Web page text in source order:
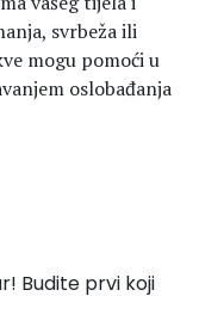
svrbeža ili
mogu pomoći u
oslobađanja
Budite prvi koji